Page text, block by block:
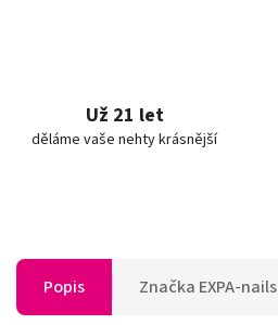
Už 21 let
děláme vaše nehty krásnější
Popis Značka EXPA-nails